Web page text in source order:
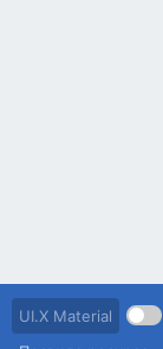
UI.X Material